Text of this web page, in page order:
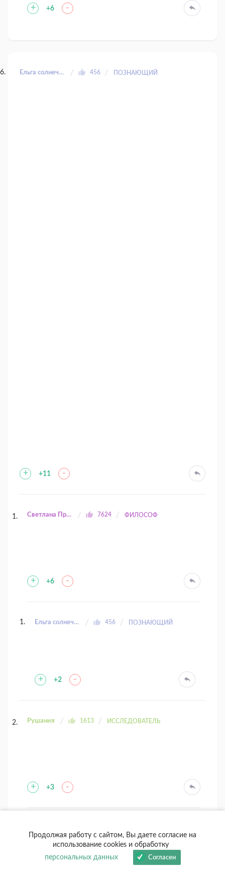
+ +6 -
Ёльга солнечный заяц 456 ПОЗНАЮЩИЙ
+ +11 -
Светлана Прилуцкая 7624 ФИЛОСОФ
+ +6 -
Ёльга солнечный заяц 456 ПОЗНАЮЩИЙ
+ +2 -
Рушания 1613 ИССЛЕДОВАТЕЛЬ
+ +3 -
Продолжая работу с сайтом, Вы даете согласие на
использование cookies и обработку
персональных данных
Согласен